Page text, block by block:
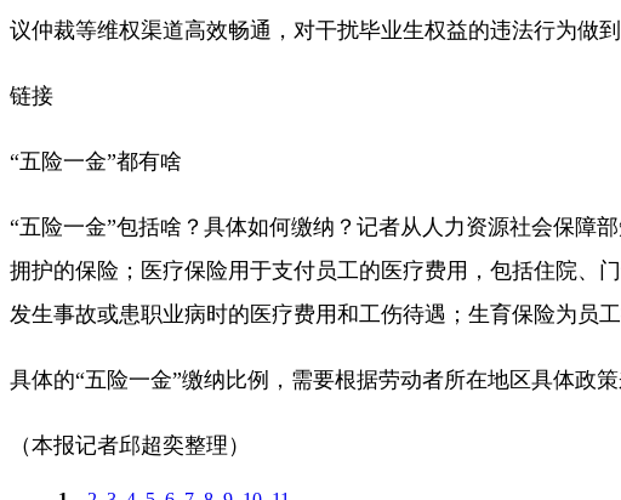
议仲裁等维权渠道高效畅通，对干扰毕业生权益的违法行为做
链接
“五险一金”都有啥
“五险一金”包括啥？具体如何缴纳？记者从人力资源社会保障
拥护的保险；医疗保险用于支付员工的医疗费用，包括住院、
发生事故或患职业病时的医疗费用和工伤待遇；生育保险为员
具体的“五险一金”缴纳比例，需要根据劳动者所在地区具体政
（本报记者邱超奕整理）